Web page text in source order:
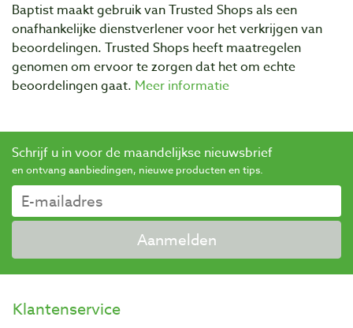
Baptist maakt gebruik van Trusted Shops als een
onafhankelijke dienstverlener voor het verkrijgen van
beoordelingen. Trusted Shops heeft maatregelen
genomen om ervoor te zorgen dat het om echte
beoordelingen gaat. Meer informatie
Schrijf u in voor de maandelijkse nieuwsbrief
en ontvang aanbiedingen, nieuwe producten en tips.
Aanmelden
Klantenservice